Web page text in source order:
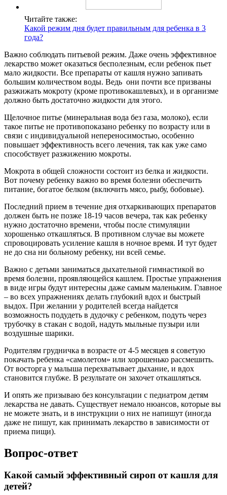
Читайте также:
Какой режим дня будет правильным для ребенка в 3
года?
Важно соблюдать питьевой режим. Даже очень эффективное
лекарство может оказаться бесполезным, если ребенок пьет
мало жидкости. Все препараты от кашля нужно запивать
большим количеством воды. Ведь они почти все призваны
разжижать мокроту (кроме противокашлевых), и в организме
должно быть достаточно жидкости для этого.
Щелочное питье (минеральная вода без газа, молоко), если
такое питье не противопоказано ребенку по возрасту или в
связи с индивидуальной непереносимостью, особенно
повышает эффективность всего лечения, так как уже само
способствует разжижению мокроты.
Мокрота в общей сложности состоит из белка и жидкости.
Вот почему ребенку важно во время болезни обеспечить
питание, богатое белком (включить мясо, рыбу, бобовые).
Последний прием в течение дня отхаркивающих препаратов
должен быть не позже 18-19 часов вечера, так как ребенку
нужно достаточно времени, чтобы после стимуляции
хорошенько откашляться. В противном случае вы можете
спровоцировать усиление кашля в ночное время. И тут будет
не до сна ни больному ребенку, ни всей семье.
Важно с детьми заниматься дыхательной гимнастикой во
время болезни, проявляющейся кашлем. Простые упражнения
в виде игры будут интересны даже самым маленьким. Главное
– во всех упражнениях делать глубокий вдох и быстрый
выдох. При желании у родителей всегда найдется
возможность подудеть в дудочку с ребенком, подуть через
трубочку в стакан с водой, надуть мыльные пузыри или
воздушные шарики.
Родителям грудничка в возрасте от 4-5 месяцев я советую
покачать ребенка «самолетом» или хорошенько рассмешить.
От восторга у малыша перехватывает дыхание, и вдох
становится глубже. В результате он захочет откашляться.
И опять же призываю без консультации с педиатром детям
лекарства не давать. Существует немало нюансов, которые вы
не можете знать, и в инструкции о них не напишут (иногда
даже не пишут, как принимать лекарство в зависимости от
приема пищи).
Вопрос-ответ
Какой самый эффективный сироп от кашля для
детей?